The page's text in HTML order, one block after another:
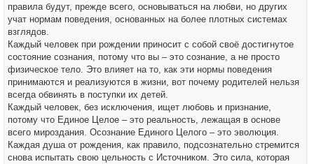
правила будут, прежде всего, основываться на любви, но других
учат нормам поведения, основанных на более плотных системах
взглядов.
Каждый человек при рождении приносит с собой своё достигнутое
состояние сознания, потому что вы – это сознание, а не просто
физическое тело. Это влияет на то, как эти нормы поведения
принимаются и реализуются в жизни, вот почему родителей нельзя
всегда обвинять в поступки их детей.
Каждый человек, без исключения, ищет любовь и признание,
потому что Единое Целое – это реальность, лежащая в основе
всего мироздания. Осознание Единого Целого – это эволюция.
Каждая душа от рождения, как правило, подсознательно стремится
снова испытать свою цельность с Источником. Это сила, которая